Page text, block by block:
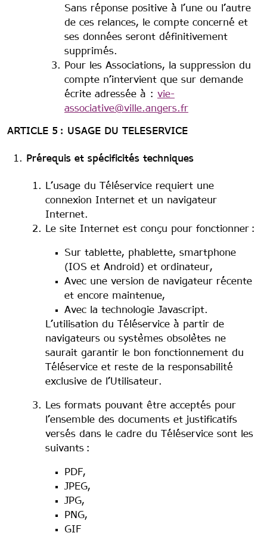
Sans réponse positive à l’une ou l’autre
de ces relances, le compte concerné et
ses données seront définitivement
supprimés.
Pour les Associations, la suppression du
compte n’intervient que sur demande
écrite adressée à : vie-
associative@ville.angers.fr
ARTICLE 5 : USAGE DU TELESERVICE
Prérequis et spécificités techniques
L’usage du Téléservice requiert une
connexion Internet et un navigateur
Internet.
Le site Internet est conçu pour fonctionner :
Sur tablette, phablette, smartphone
(IOS et Android) et ordinateur,
Avec une version de navigateur récente
et encore maintenue,
Avec la technologie Javascript.
L’utilisation du Téléservice à partir de
navigateurs ou systèmes obsolètes ne
saurait garantir le bon fonctionnement du
Téléservice et reste de la responsabilité
exclusive de l’Utilisateur.
Les formats pouvant être acceptés pour
l’ensemble des documents et justificatifs
versés dans le cadre du Téléservice sont les
suivants :
PDF,
JPEG,
JPG,
PNG,
GIF